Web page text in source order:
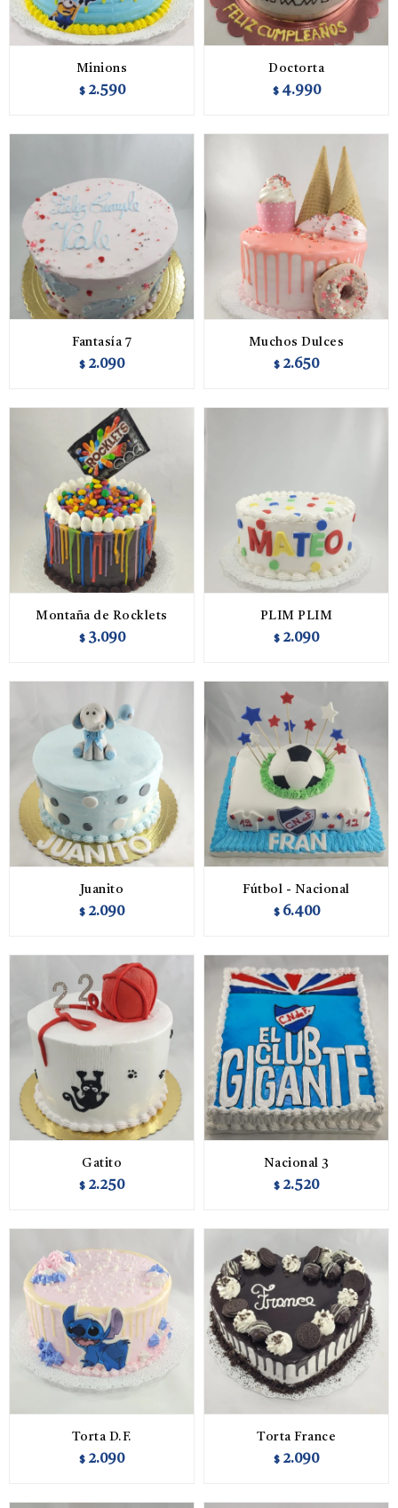
Minions
$ 2.590
Doctorta
$ 4.990
Fantasía 7
$ 2.090
Muchos Dulces
$ 2.650
Montaña de Rocklets
$ 3.090
PLIM PLIM
$ 2.090
Juanito
$ 2.090
Fútbol - Nacional
$ 6.400
Gatito
$ 2.250
Nacional 3
$ 2.520
Torta D.F.
$ 2.090
Torta France
$ 2.090